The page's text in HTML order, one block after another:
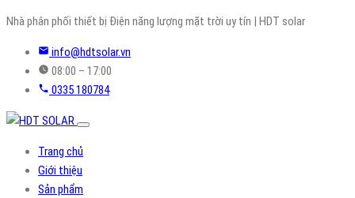
Skip
content
Nhà phân phối thiết bị Điện năng lượng mặt trời uy tín | HDT solar
info@hdtsolar.vn
08:00 – 17:00
0335 180784
Trang chủ
Giới thiệu
Sản phẩm